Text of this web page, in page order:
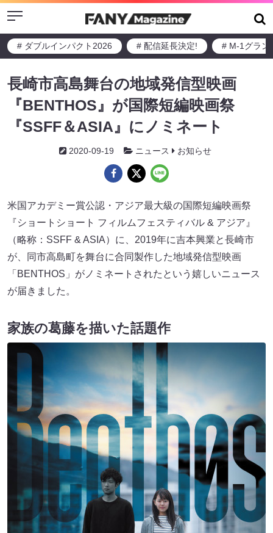
Menu
# ダブルインパクト2026 # 配信延長決定! # M-1グラン
長崎市高島舞台の地域発信型映画
『BENTHOS』が国際短編映画祭
『SSFF＆ASIA』にノミネート
2020-09-19 ニュース お知らせ
米国アカデミー賞公認・アジア最大級の国際短編映画祭
『ショートショート フィルムフェスティバル & アジア』
（略称：SSFF & ASIA）に、2019年に吉本興業と長崎市
が、同市高島町を舞台に合同製作した地域発信型映画
「BENTHOS」がノミネートされたという嬉しいニュース
が届きました。
家族の葛藤を描いた話題作